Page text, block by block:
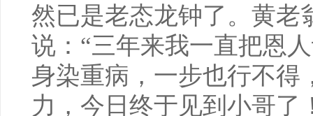
然已是老态龙钟了。黄老
说：“三年来我一直把恩
身染重病，一步也行不得
力，今日终于见到小哥了